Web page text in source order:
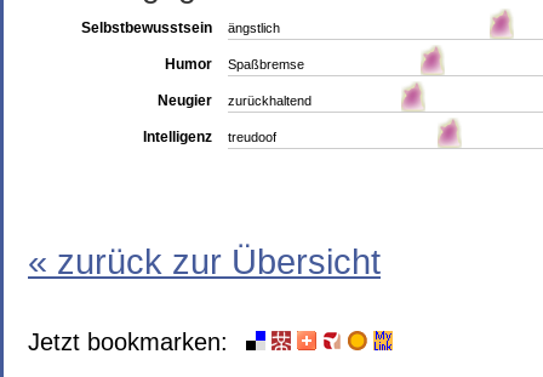
Selbstbewusstsein ängstlich
Humor Spaßbremse
Neugier zurückhaltend
Intelligenz treudoof
« zurück zur Übersicht
Jetzt bookmarken: